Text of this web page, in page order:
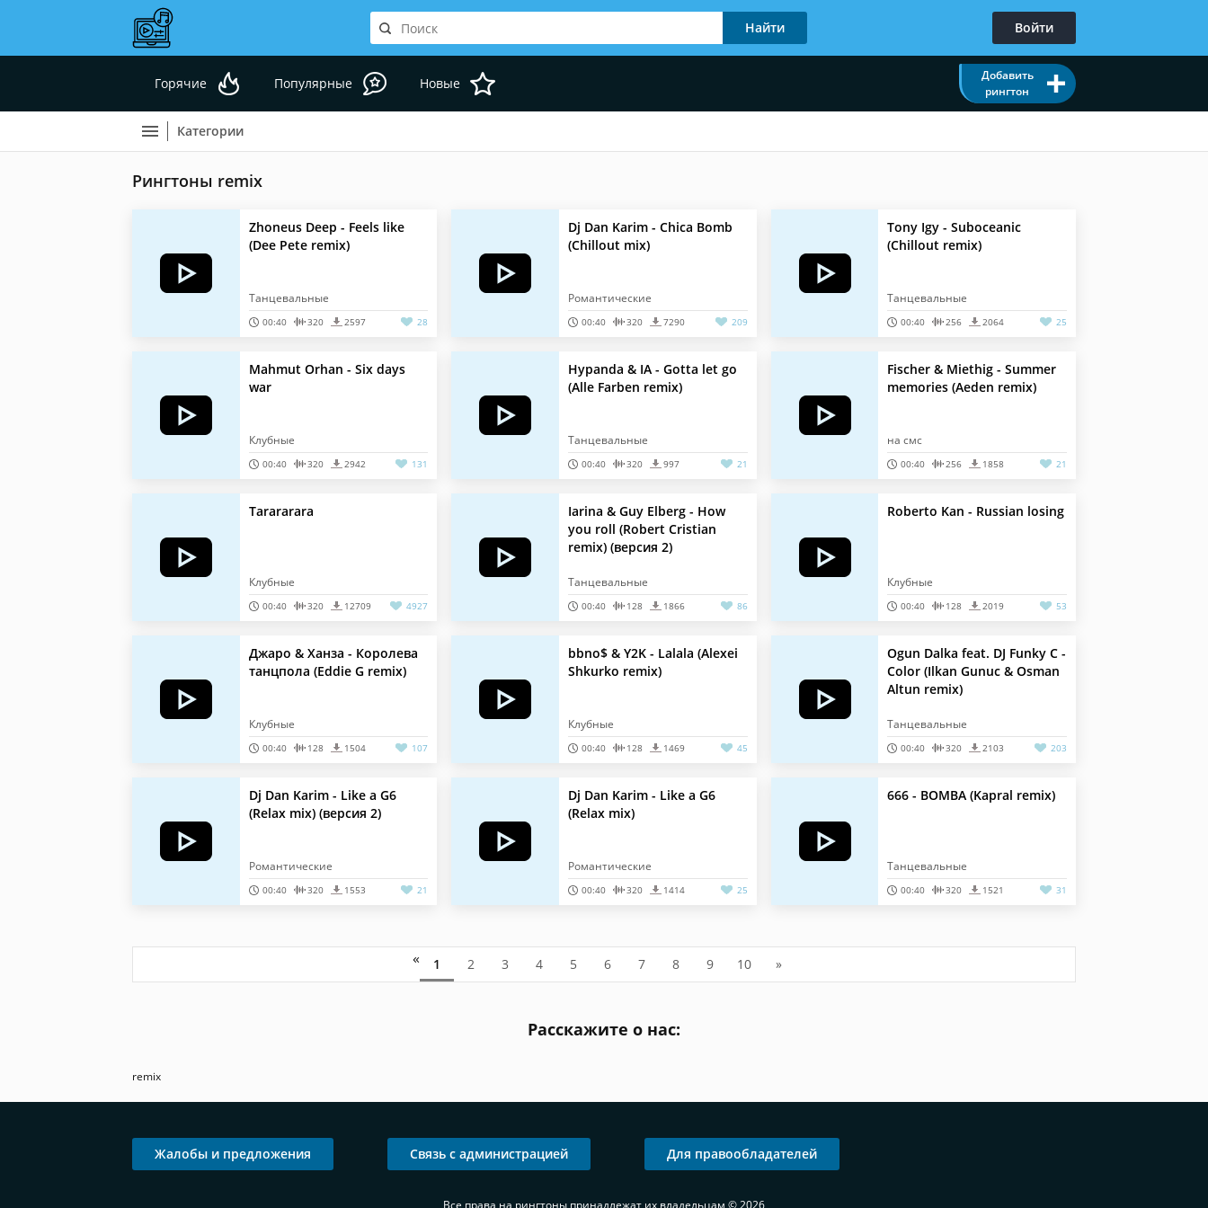
Войти
Горячие Популярные Новые
Добавить
рингтон
Категории
Рингтоны remix
Zhoneus Deep - Feels like
(Dee Pete remix)
Танцевальные
00:40 320 2597 28
Dj Dan Karim - Chica Bomb
(Chillout mix)
Романтические
00:40 320 7290 209
Tony Igy - Suboceanic
(Chillout remix)
Танцевальные
00:40 256 2064 25
Mahmut Orhan - Six days
war
Клубные
00:40 320 2942 131
Hypanda & IA - Gotta let go
(Alle Farben remix)
Танцевальные
00:40 320 997 21
Fischer & Miethig - Summer
memories (Aeden remix)
на смс
00:40 256 1858 21
Tarararara
Клубные
00:40 320 12709 4927
Iarina & Guy Elberg - How
you roll (Robert Cristian
remix) (версия 2)
Танцевальные
00:40 128 1866 86
Roberto Kan - Russian losing
Клубные
00:40 128 2019 53
Джаро & Ханза - Королева
танцпола (Eddie G remix)
Клубные
00:40 128 1504 107
bbno$ & Y2K - Lalala (Alexei
Shkurko remix)
Клубные
00:40 128 1469 45
Ogun Dalka feat. DJ Funky C -
Color (Ilkan Gunuc & Osman
Altun remix)
Танцевальные
00:40 320 2103 203
Dj Dan Karim - Like a G6
(Relax mix) (версия 2)
Романтические
00:40 320 1553 21
Dj Dan Karim - Like a G6
(Relax mix)
Романтические
00:40 320 1414 25
666 - BOMBA (Kapral remix)
Танцевальные
00:40 320 1521 31
« 1 2 3 4 5 6 7 8 9 10 »
Расскажите о нас:
remix
Жалобы и предложения Связь с администрацией Для правообладателей
Все права на рингтоны принадлежат их владельцам © 2026